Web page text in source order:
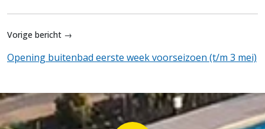
Vorige bericht →
Opening buitenbad eerste week voorseizoen (t/m 3 mei)